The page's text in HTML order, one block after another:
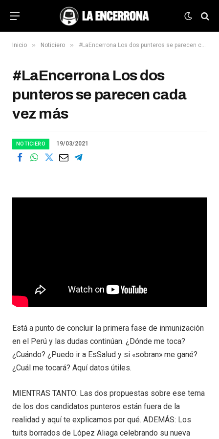
Inicio » Noticiero » #LaEncerrona Los dos punteros se parecen cada vez más
#LaEncerrona Los dos
punteros se parecen cada
vez más
NOTICIERO 19/03/2021
Está a punto de concluir la primera fase de inmunización
en el Perú y las dudas continúan. ¿Dónde me toca?
¿Cuándo? ¿Puedo ir a EsSalud y si «sobran» me gané?
¿Cuál me tocará? Aquí datos útiles.
MIENTRAS TANTO: Las dos propuestas sobre ese tema
de los dos candidatos punteros están fuera de la
realidad y aquí te explicamos por qué. ADEMÁS: Los
tuits borrados de López Aliaga celebrando su nueva